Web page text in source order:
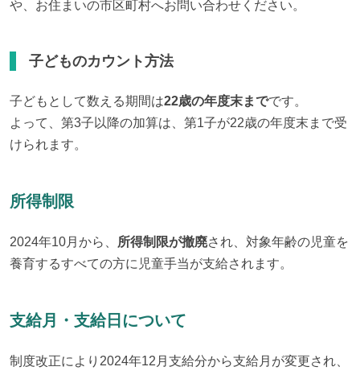
や、お住まいの市区町村へお問い合わせください。
子どものカウント方法
子どもとして数える期間は22歳の年度末までです。
よって、第3子以降の加算は、第1子が22歳の年度末まで受
けられます。
所得制限
2024年10月から、 所得制限が撤廃され、対象年齢の児童を
養育するすべての方に児童手当が支給されます。
支給月・支給日について
制度改正により2024年12月支給分から支給月が変更され、